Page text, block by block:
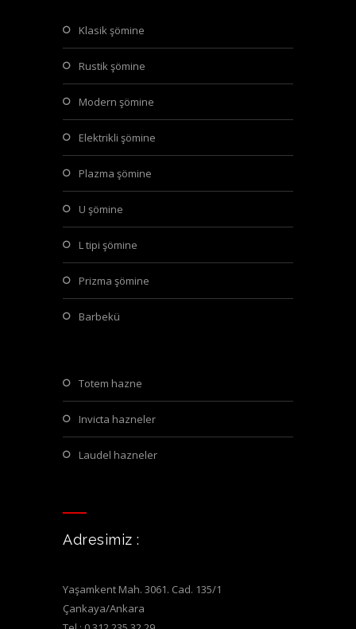
klasik şömine
rustik şömine
modern şömine
elektrikli şömine
plazma şömine
u şömine
l tipi şömine
prizma şömine
barbekü
totem hazne
invicta hazneler
laudel hazneler
Adresimiz :
Yaşamkent Mah. 3061. Cad. 135/1
Çankaya/Ankara